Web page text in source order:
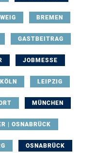
BREMEN
GASTBEITRAG
JOBMESSE
KÖLN LEIPZIG
MÜNCHEN
| OSNABRÜCK
OSNABRÜCK